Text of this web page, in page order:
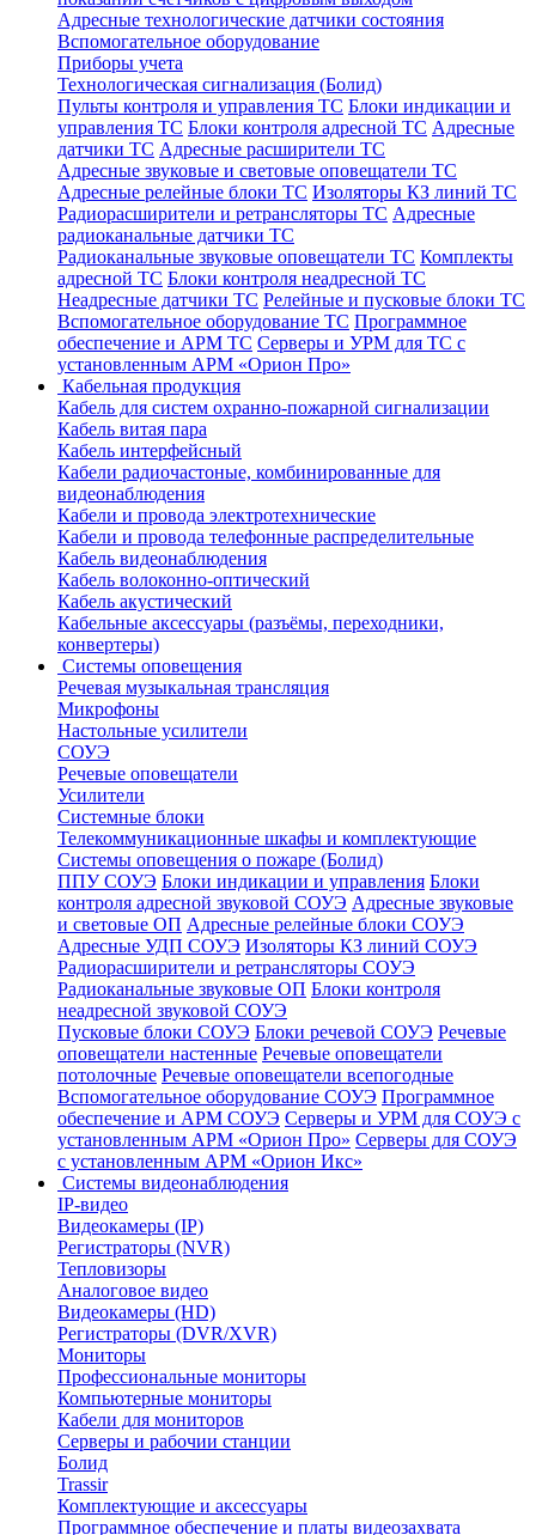
Адресные технологические датчики состояния
Вспомогательное оборудование
Приборы учета
Технологическая сигнализация (Болид)
Пульты контроля и управления ТС Блоки индикации и
управления ТС Блоки контроля адресной ТС Адресные
датчики ТС Адресные расширители ТС
Адресные звуковые и световые оповещатели ТС
Адресные релейные блоки ТС Изоляторы КЗ линий ТС
Радиорасширители и ретрансляторы ТС Адресные
радиоканальные датчики ТС
Радиоканальные звуковые оповещатели ТС Комплекты
адресной ТС Блоки контроля неадресной ТС
Неадресные датчики ТС Релейные и пусковые блоки ТС
Вспомогательное оборудование ТС Программное
обеспечение и АРМ ТС Серверы и УРМ для ТС с
установленным АРМ «Орион Про»
Кабельная продукция
Кабель для систем охранно-пожарной сигнализации
Кабель витая пара
Кабель интерфейсный
Кабели радиочастоные, комбинированные для
видеонаблюдения
Кабели и провода электротехнические
Кабели и провода телефонные распределительные
Кабель видеонаблюдения
Кабель волоконно-оптический
Кабель акустический
Кабельные аксессуары (разъёмы, переходники,
конвертеры)
Системы оповещения
Речевая музыкальная трансляция
Микрофоны
Настольные усилители
СОУЭ
Речевые оповещатели
Усилители
Системные блоки
Телекоммуникационные шкафы и комплектующие
Системы оповещения о пожаре (Болид)
ППУ СОУЭ Блоки индикации и управления Блоки
контроля адресной звуковой СОУЭ Адресные звуковые
и световые ОП Адресные релейные блоки СОУЭ
Адресные УДП СОУЭ Изоляторы КЗ линий СОУЭ
Радиорасширители и ретрансляторы СОУЭ
Радиоканальные звуковые ОП Блоки контроля
неадресной звуковой СОУЭ
Пусковые блоки СОУЭ Блоки речевой СОУЭ Речевые
оповещатели настенные Речевые оповещатели
потолочные Речевые оповещатели всепогодные
Вспомогательное оборудование СОУЭ Программное
обеспечение и АРМ СОУЭ Серверы и УРМ для СОУЭ с
установленным АРМ «Орион Про» Серверы для СОУЭ
с установленным АРМ «Орион Икс»
Системы видеонаблюдения
IP-видео
Видеокамеры (IP)
Регистраторы (NVR)
Тепловизоры
Аналоговое видео
Видеокамеры (HD)
Регистраторы (DVR/XVR)
Мониторы
Профессиональные мониторы
Компьютерные мониторы
Кабели для мониторов
Серверы и рабочии станции
Болид
Trassir
Комплектующие и аксессуары
Программное обеспечение и платы видеозахвата